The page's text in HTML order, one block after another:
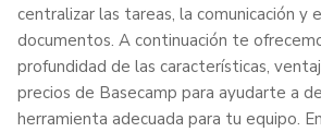
centralizar las tareas, la comunicación y
documentos. A continuación te
profundidad de las características,
precios de Basecamp para ayudarte a
herramienta adecuada para tu equipo.